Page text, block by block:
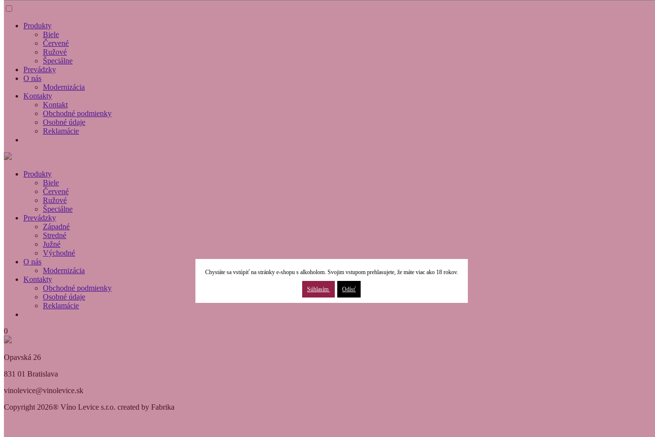
Produkty
Biele
Červené
Ružové
Špeciálne
Prevádzky
O nás
Modernizácia
Kontakty
Kontakt
Obchodné podmienky
Osobné údaje
Reklamácie
Produkty
Biele
Červené
Ružové
Špeciálne
Prevádzky
Západné
Stredné
Južné
Východné
O nás
Modernizácia
Kontakty
Obchodné podmienky
Osobné údaje
Reklamácie
0
Opavská 26
831 01 Bratislava
vinolevice@vinolevice.sk
Copyright 2026® Víno Levice s.r.o. created by Fabrika
Chystáte sa vstúpiť na stránky e-shopu s alkoholom. Svojim vstupom prehlasujete, že máte viac ako 18 rokov.
Súhlasím Odísť